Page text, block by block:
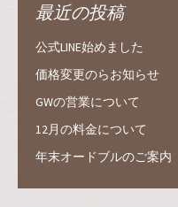
最近の投稿
公式LINE始めました
価格変更のらお知らせ
GWの営業について
12月の料金について
年末オードブルのご案内